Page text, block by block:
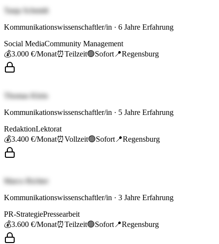
Tanja Schmidt
Kommunikationswissenschaftler/in · 6 Jahre Erfahrung
Social MediaCommunity Management
💰3.000 €/Monat⏰Teilzeit🟢Sofort 📍Regensburg
Thomas Klein
Kommunikationswissenschaftler/in · 5 Jahre Erfahrung
RedaktionLektorat
💰3.400 €/Monat⏰Vollzeit🟢Sofort 📍Regensburg
Marco Richter
Kommunikationswissenschaftler/in · 3 Jahre Erfahrung
PR-StrategiePressearbeit
💰3.600 €/Monat⏰Teilzeit🟢Sofort 📍Regensburg